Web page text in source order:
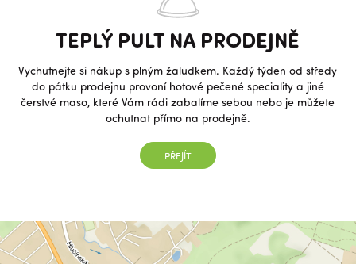
TEPLÝ PULT NA PRODEJNĚ
Vychutnejte si nákup s plným žaludkem. Každý týden od středy
do pátku prodejnu provoní hotové pečené speciality a jiné
čerstvé maso, které Vám rádi zabalíme sebou nebo je můžete
ochutnat přímo na prodejně.
PŘEJÍT